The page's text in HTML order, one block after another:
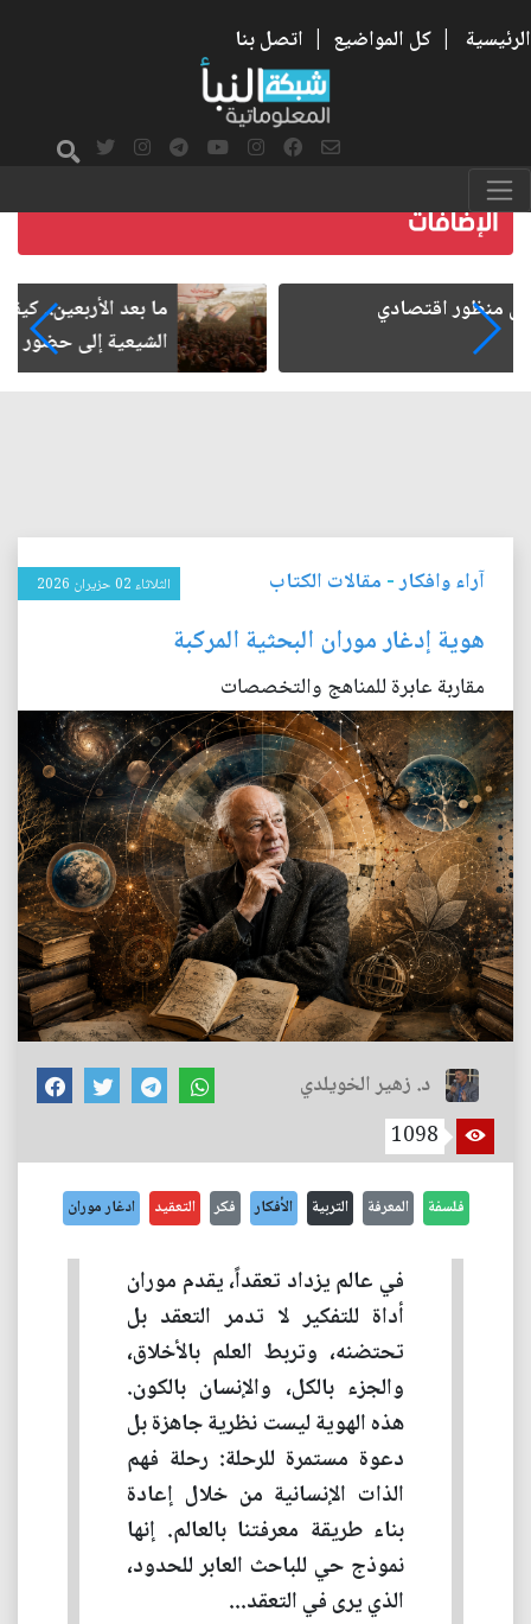
الرئيسية | كل المواضيع | اتصل بنا
ما بعد الأربعين.. كيف اتسعت الزيارة من هويتها
الشيعية إلى حضور عالمي؟
آراء وافكار- مقالات الكتاب الثلاثاء 02 حزيران 2026
هوية إدغار موران البحثية المركبة
مقاربة عابرة للمناهج والتخصصات
د. زهير الخويلدي
1098
فلسفة المعرفة التربية الأفكار فكر التعقيد ادغار موران
في عالم يزداد تعقداً، يقدم موران
أداة للتفكير لا تدمر التعقد بل
تحتضنه، وتربط العلم بالأخلاق،
والجزء بالكل، والإنسان بالكون.
هذه الهوية ليست نظرية جاهزة بل
دعوة مستمرة للرحلة: رحلة فهم
الذات الإنسانية من خلال إعادة
بناء طريقة معرفتنا بالعالم. إنها
نموذج حي للباحث العابر للحدود،
الذي يرى في التعقد...